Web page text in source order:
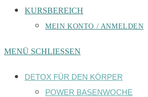
KURSBEREICH
MEIN KONTO / ANMELDEN
MENÜ SCHLIESSEN
DETOX FÜR DEN KÖRPER
POWER BASENWOCHE